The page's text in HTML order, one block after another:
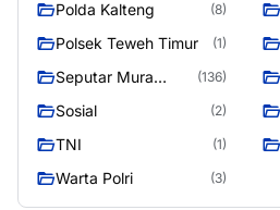
Polda Kalteng (8)
Polsek Teweh Timur (1)
Seputar Mura
(136)
Sosial (2)
TNI (1)
Warta Polri (3)